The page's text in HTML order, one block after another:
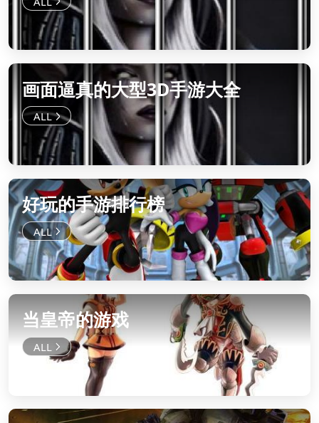
画面逼真的大型3D手游大全
好玩的手游排行榜
当皇帝的游戏